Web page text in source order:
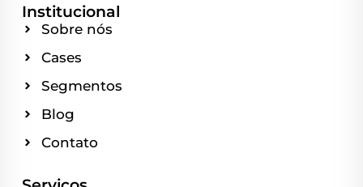
Institucional
Sobre nós
Cases
Segmentos
Blog
Contato